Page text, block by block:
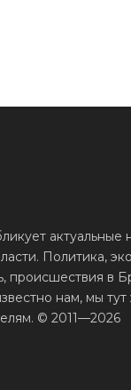
актуальные
Политика,
происшествия в
нам, мы
© 2011—2026